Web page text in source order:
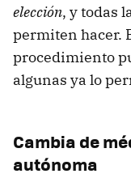
elección, y todas
permiten hacer.
procedimiento
algunas ya lo
Cambia de
autónoma